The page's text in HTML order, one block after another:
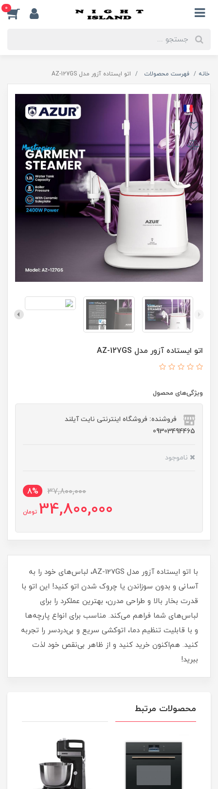
0
خانه فهرست محصولات اتو ایستاده آزور مدل AZ-127GS
اتو ایستاده آزور مدل AZ-127GS
ویژگی‌های محصول
فروشنده: فروشگاه اینترنتی نایت آیلند
09303494465
ناموجود
37,800,000
8%
34,800,000 تومان
با اتو ایستاده آزور مدل AZ-127GS، لباس‌های خود را به
آسانی و بدون سوزاندن یا چروک شدن اتو کنید! این اتو با
قدرت بخار بالا و طراحی مدرن، بهترین عملکرد را برای
لباس‌های شما فراهم می‌کند. مناسب برای انواع پارچه‌ها
و با قابلیت تنظیم دما، اتوکشی سریع و بی‌دردسر را تجربه
کنید. هم‌اکنون خرید کنید و از ظاهر بی‌نقص خود لذت
ببرید!
محصولات مرتبط